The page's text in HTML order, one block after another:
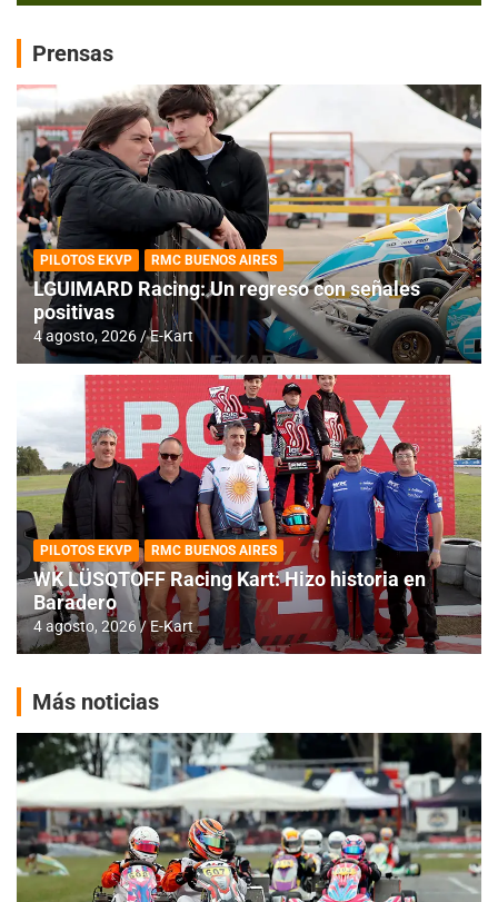
Prensas
PILOTOS EKVP RMC BUENOS AIRES
LGUIMARD Racing: Un regreso con señales
positivas
4 agosto, 2026 E-Kart
PILOTOS EKVP RMC BUENOS AIRES
WK LÜSQTOFF Racing Kart: Hizo historia en
Baradero
4 agosto, 2026 E-Kart
Más noticias